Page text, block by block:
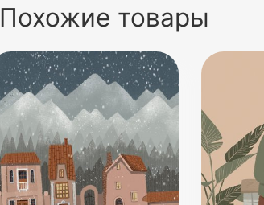
Похожие товары